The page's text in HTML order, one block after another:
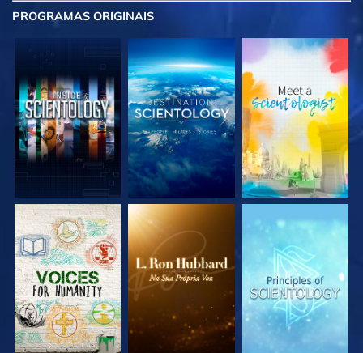
PROGRAMAS ORIGINAIS
EXPLORE A SÉRIE EXPLORE A SÉRIE EXPLORE A SÉRIE